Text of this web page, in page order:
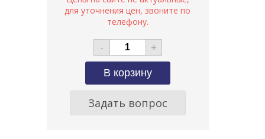
- +
Задать вопрос